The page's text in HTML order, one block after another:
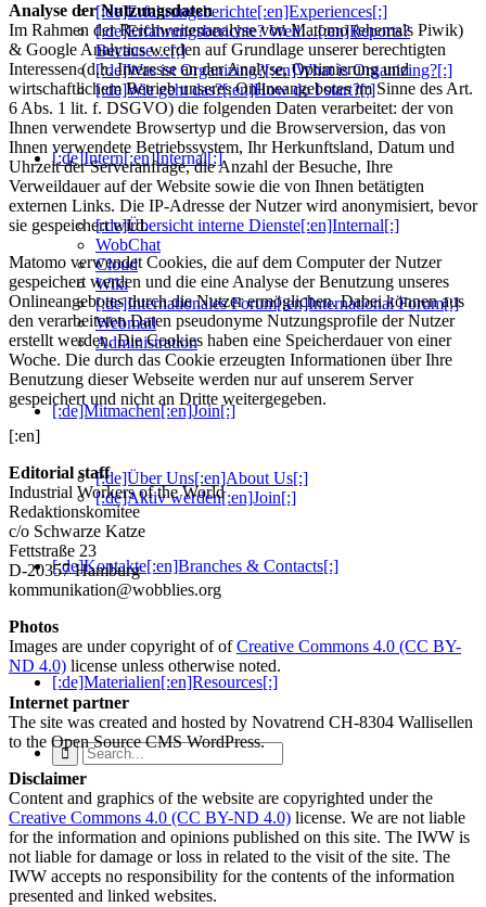
[:de]Erfahrungsberichte[:en]Experiences[:]
[:de]Erfahrungsberichte? Weil…[:en]Reports?
Because…[:]
[:de]Was ist Organizing?[:en]What is Organizing?[:]
[:de]Wie geht das?[:en]How do I start?[:]
[:de]Intern[:en]Internal[:]
[:de]Übersicht interne Dienste[:en]Internal[:]
WobChat
Cloud
Wiki
[:de]Internationales Forum[:en]International Forum[:]
Webmail
Administration
[:de]Mitmachen[:en]Join[:]
[:de]Über Uns[:en]About Us[:]
[:de]Aktiv werden[:en]Join[:]
[:de]Kontakte[:en]Branches & Contacts[:]
[:de]Materialien[:en]Resources[:]
Analyse der Nutzungsdaten
Im Rahmen der Reichweitenanalyse von Matomo (ehemals Piwik)
& Google Analytics werden auf Grundlage unserer berechtigten
Interessen (d.h. Interesse an der Analyse, Optimierung und
wirtschaftlichem Betrieb unseres Onlineangebotes im Sinne des Art.
6 Abs. 1 lit. f. DSGVO) die folgenden Daten verarbeitet: der von
Ihnen verwendete Browsertyp und die Browserversion, das von
Ihnen verwendete Betriebssystem, Ihr Herkunftsland, Datum und
Uhrzeit der Serveranfrage, die Anzahl der Besuche, Ihre
Verweildauer auf der Website sowie die von Ihnen betätigten
externen Links. Die IP-Adresse der Nutzer wird anonymisiert, bevor
sie gespeichert wird.
Matomo verwendet Cookies, die auf dem Computer der Nutzer
gespeichert werden und die eine Analyse der Benutzung unseres
Onlineangebotes durch die Nutzer ermöglichen. Dabei können aus
den verarbeiteten Daten pseudonyme Nutzungsprofile der Nutzer
erstellt werden. Die Cookies haben eine Speicherdauer von einer
Woche. Die durch das Cookie erzeugten Informationen über Ihre
Benutzung dieser Webseite werden nur auf unserem Server
gespeichert und nicht an Dritte weitergegeben.
[:en]
Editorial staff
Industrial Workers of the World
Redaktionskomitee
c/o Schwarze Katze
Fettstraße 23
D-20357 Hamburg
kommunikation@wobblies.org
Photos
Images are under copyright of ofCreative Commons 4.0 (CC BY-
ND 4.0) license unless otherwise noted.
Internet partner
The site was created and hosted by Novatrend CH-8304 Wallisellen
to the Open Source CMS WordPress.
Disclaimer
Content and graphics of the website are copyrighted under the
Creative Commons 4.0 (CC BY-ND 4.0) license. We are not liable
for the information and opinions published on this site. The IWW is
not liable for damage or loss in related to the visit of the site. The
IWW accepts no responsibility for the contents of the information
presented and linked websites.